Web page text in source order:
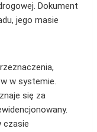
Dokument
jego masie
w systemie.
się za
czasie